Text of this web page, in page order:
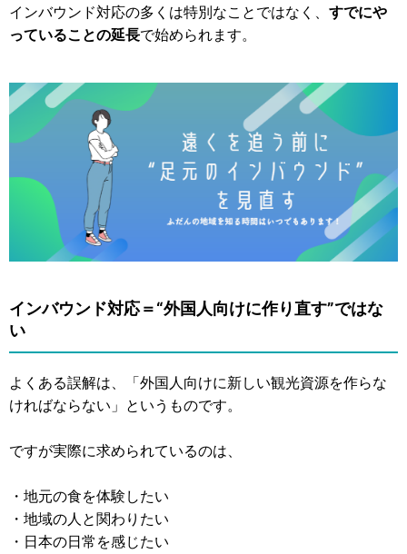
インバウンド対応の多くは特別なことではなく、 すでにや
っていることの延長で始められます。
インバウンド対応＝“外国人向けに作り直す”ではな
い
よくある誤解は、「外国人向けに新しい観光資源を作らな
ければならない」というものです。
ですが実際に求められているのは、
・地元の食を体験したい
・地域の人と関わりたい
・日本の日常を感じたい